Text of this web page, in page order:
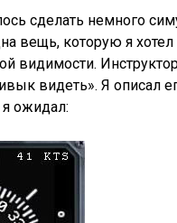
сделать немного
вещь, которую я хотел
видимости.
видеть». Я описал
я ожидал: